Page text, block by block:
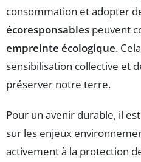
consommation et adopter
écoresponsables peuvent
empreinte écologique.
sensibilisation collective et
préserver notre terre.
Pour un avenir durable, il
sur les enjeux
activement à la protection